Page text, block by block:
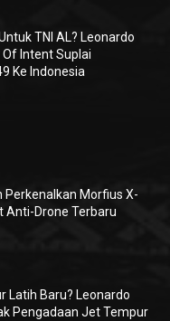
TNI AL? Leonardo
Intent Suplai
Ke Indonesia
Perkenalkan Morfius X-
Anti-Drone Terbaru
Latih Baru? Leonardo
Pengadaan Jet Tempur